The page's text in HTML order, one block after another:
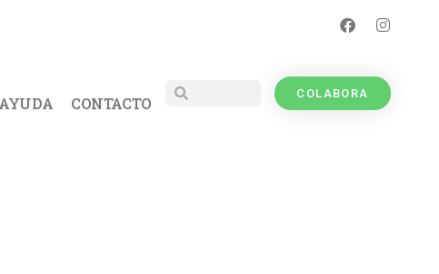
CONTACTO
COLABORA